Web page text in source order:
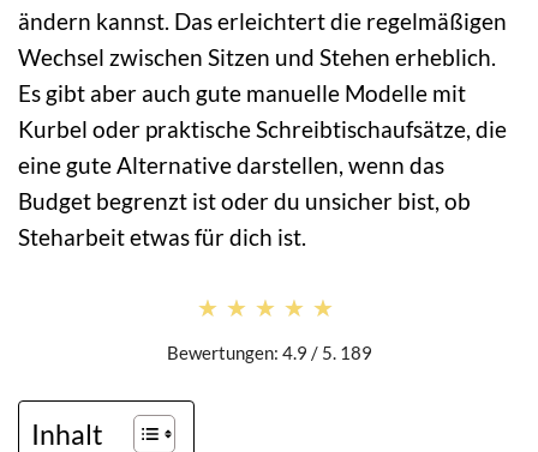
ändern kannst. Das erleichtert die regelmäßigen
Wechsel zwischen Sitzen und Stehen erheblich.
Es gibt aber auch gute manuelle Modelle mit
Kurbel oder praktische Schreibtischaufsätze, die
eine gute Alternative darstellen, wenn das
Budget begrenzt ist oder du unsicher bist, ob
Steharbeit etwas für dich ist.
★★★★★
★★★★★
Bewertungen: 4.9 / 5. 189
Inhalt